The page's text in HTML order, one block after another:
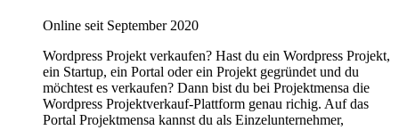
Online seit September 2020
Wordpress Projekt verkaufen? Hast du ein Wordpress Projekt,
ein Startup, ein Portal oder ein Projekt gegründet und du
möchtest es verkaufen? Dann bist du bei Projektmensa die
Wordpress Projektverkauf-Plattform genau richig. Auf das
Portal Projektmensa kannst du als Einzelunternehmer,